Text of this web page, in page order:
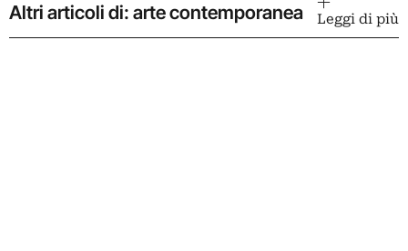
Altri articoli di: arte contemporanea Leggi di più